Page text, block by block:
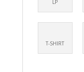
LP
T-SHIRT